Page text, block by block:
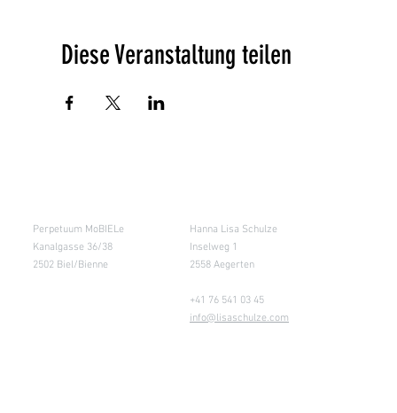
Diese Veranstaltung teilen
Perpetuum MoBIELe
Kanalgasse 36/38
2502 Biel/Bienne
Hanna Lisa Schulze
Inselweg 1
2558 Aegerten
+41 76 541 03 45
info@lisaschulze.com